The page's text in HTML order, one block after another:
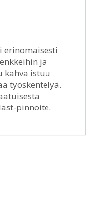
erinomaisesti
ja
kahva istuu
työskentelyä.
pinnoite.